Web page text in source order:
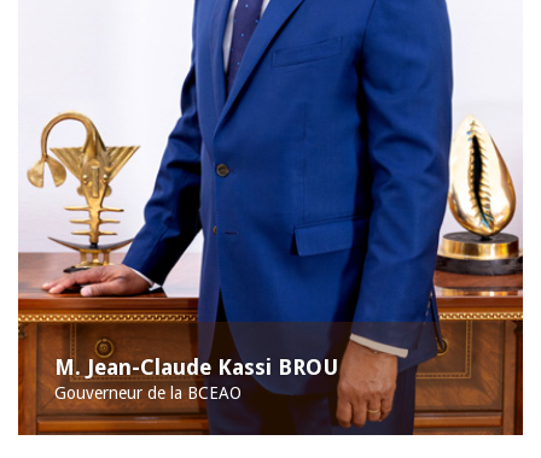
M. Jean-Claude Kassi BROU
Gouverneur de la BCEAO